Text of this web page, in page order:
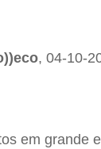
, 04-10-
em grande